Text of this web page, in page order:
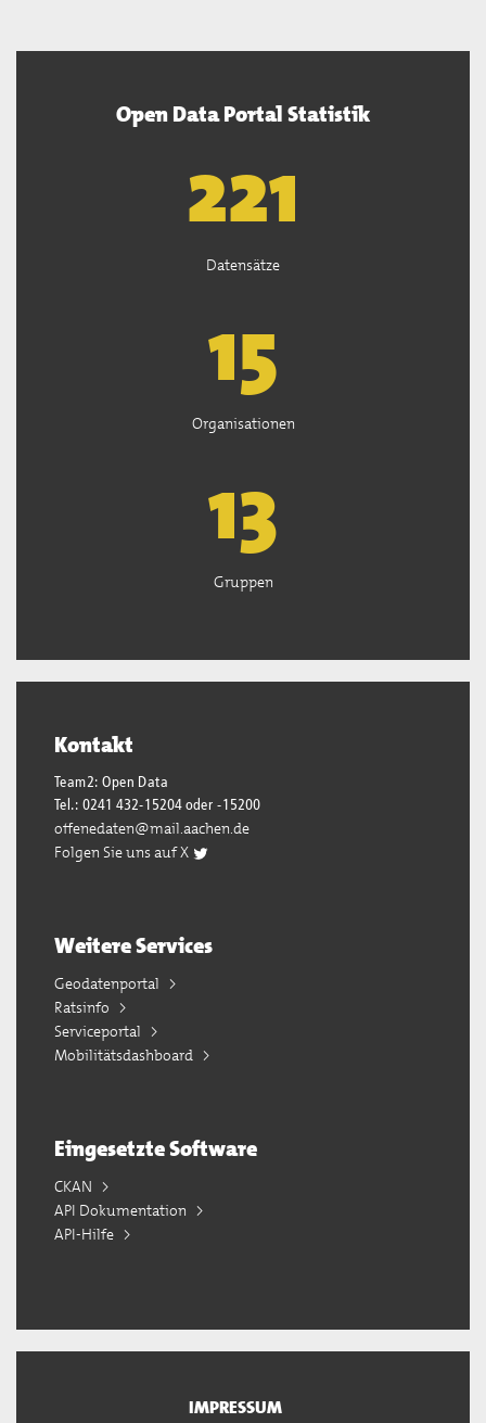
Open Data Portal Statistik
222
Datensätze
15
Organisationen
13
Gruppen
Kontakt
Team2: Open Data
Tel.: 0241 432-15204 oder -15200
offenedaten@mail.aachen.de
Folgen Sie uns auf X
Weitere Services
Geodatenportal
Ratsinfo
Serviceportal
Mobilitätsdashboard
Eingesetzte Software
CKAN
API Dokumentation
API-Hilfe
IMPRESSUM